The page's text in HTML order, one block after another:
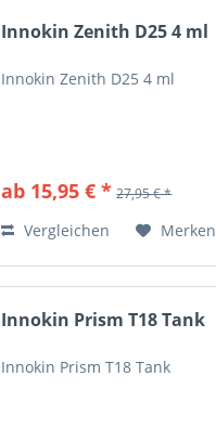
Innokin Zenith D25 4 ml
Innokin Zenith D25 4 ml
ab 15,95 € * 27,95 € *
Vergleichen Merken
Innokin Prism T18 Tank
Innokin Prism T18 Tank